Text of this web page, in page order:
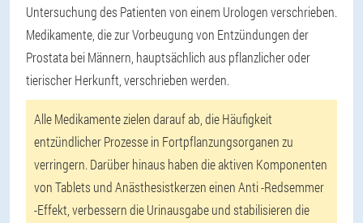
Untersuchung des Patienten von einem Urologen verschrieben.
Medikamente, die zur Vorbeugung von Entzündungen der
Prostata bei Männern, hauptsächlich aus pflanzlicher oder
tierischer Herkunft, verschrieben werden.
Alle Medikamente zielen darauf ab, die Häufigkeit
entzündlicher Prozesse in Fortpflanzungsorganen zu
verringern. Darüber hinaus haben die aktiven Komponenten
von Tablets und Anästhesistkerzen einen Anti -Redsemmer
-Effekt, verbessern die Urinausgabe und stabilisieren die